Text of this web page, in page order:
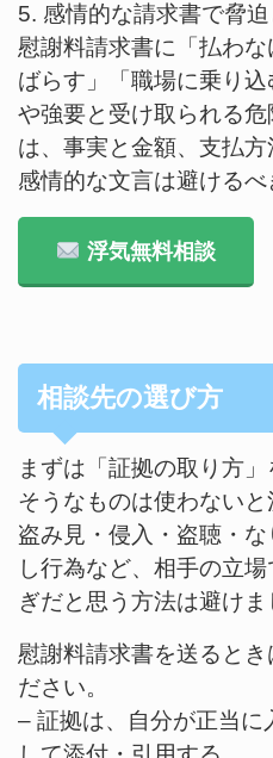
5. 感情的な請求書で脅
慰謝料請求書に「払わ
ばらす」「職場に乗り
や強要と受け取られる
は、事実と金額、支払方
感情的な文言は避けるべ
浮気無料相談
相談先の選び方
まずは「証拠の取り方
そうなものは使わないと
盗み見・侵入・盗聴・
し行為など、相手の立
ぎだと思う方法は避けま
慰謝料請求書を送るとき
ださい。
– 証拠は、自分が正当に